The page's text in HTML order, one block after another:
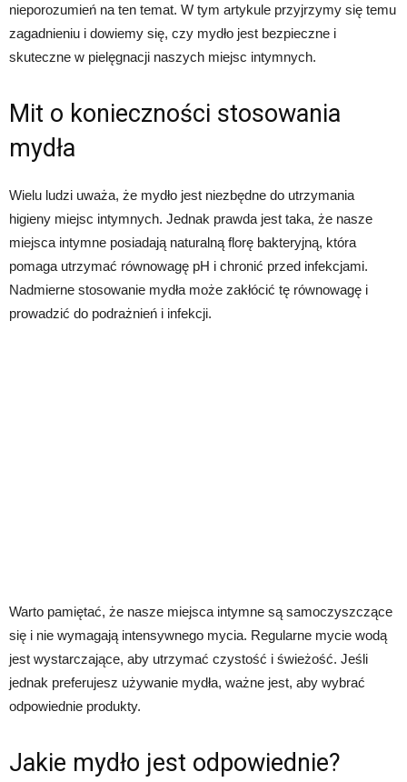
nieporozumień na ten temat. W tym artykule przyjrzymy się temu
zagadnieniu i dowiemy się, czy mydło jest bezpieczne i
skuteczne w pielęgnacji naszych miejsc intymnych.
Mit o konieczności stosowania
mydła
Wielu ludzi uważa, że mydło jest niezbędne do utrzymania
higieny miejsc intymnych. Jednak prawda jest taka, że ​​nasze
miejsca intymne posiadają naturalną florę bakteryjną, która
pomaga utrzymać równowagę pH i chronić przed infekcjami.
Nadmierne stosowanie mydła może zakłócić tę równowagę i
prowadzić do podrażnień i infekcji.
Warto pamiętać, że nasze miejsca intymne są samoczyszczące
się i nie wymagają intensywnego mycia. Regularne mycie wodą
jest wystarczające, aby utrzymać czystość i świeżość. Jeśli
jednak preferujesz używanie mydła, ważne jest, aby wybrać
odpowiednie produkty.
Jakie mydło jest odpowiednie?